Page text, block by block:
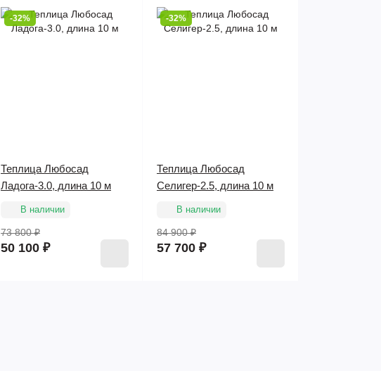
-32%
Теплица Любосад
Ладога-3.0, длина 10 м
В наличии
73 800 ₽
50 100 ₽
-32%
Теплица Любосад
Селигер-2.5, длина 10 м
В наличии
84 900 ₽
57 700 ₽